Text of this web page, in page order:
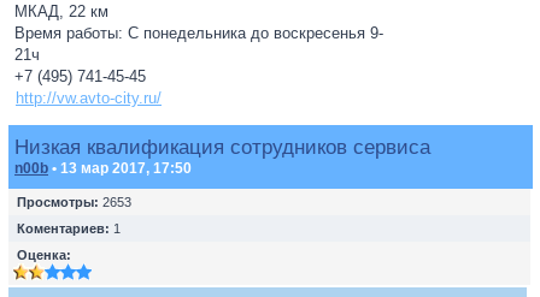
МКАД, 22 км
Время работы: С понедельника до воскресенья 9-
21ч
+7 (495) 741-45-45
http://vw.avto-city.ru/
Низкая квалификация сотрудников сервиса
n00b • 13 мар 2017, 17:50
Просмотры: 2653
Коментариев: 1
Оценка: